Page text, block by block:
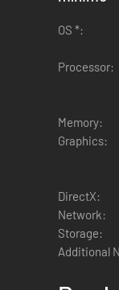
OS *:
Processor:
Memory:
Graphics:
DirectX:
Network:
Storage:
Additional